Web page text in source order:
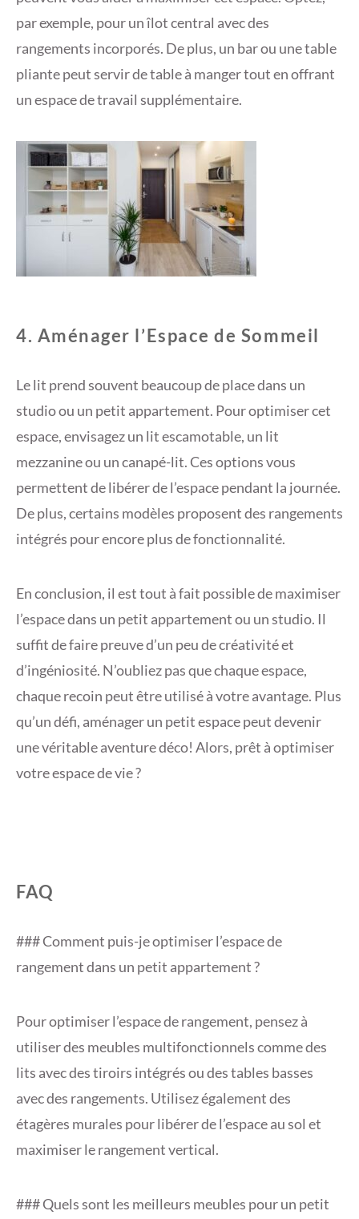
par exemple, pour un îlot central avec des
rangements incorporés. De plus, un bar ou une table
pliante peut servir de table à manger tout en offrant
un espace de travail supplémentaire.
4. Aménager l’Espace de Sommeil
Le lit prend souvent beaucoup de place dans un
studio ou un petit appartement. Pour optimiser cet
espace, envisagez un lit escamotable, un lit
mezzanine ou un canapé-lit. Ces options vous
permettent de libérer de l’espace pendant la journée.
De plus, certains modèles proposent des rangements
intégrés pour encore plus de fonctionnalité.
En conclusion, il est tout à fait possible de maximiser
l’espace dans un petit appartement ou un studio. Il
suffit de faire preuve d’un peu de créativité et
d’ingéniosité. N’oubliez pas que chaque espace,
chaque recoin peut être utilisé à votre avantage. Plus
qu’un défi, aménager un petit espace peut devenir
une véritable aventure déco! Alors, prêt à optimiser
votre espace de vie ?
FAQ
### Comment puis-je optimiser l’espace de
rangement dans un petit appartement ?
Pour optimiser l’espace de rangement, pensez à
utiliser des meubles multifonctionnels comme des
lits avec des tiroirs intégrés ou des tables basses
avec des rangements. Utilisez également des
étagères murales pour libérer de l’espace au sol et
maximiser le rangement vertical.
### Quels sont les meilleurs meubles pour un petit